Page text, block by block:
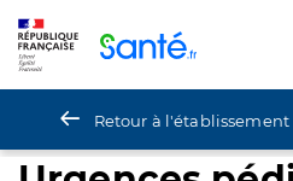
Retour à l'établissement